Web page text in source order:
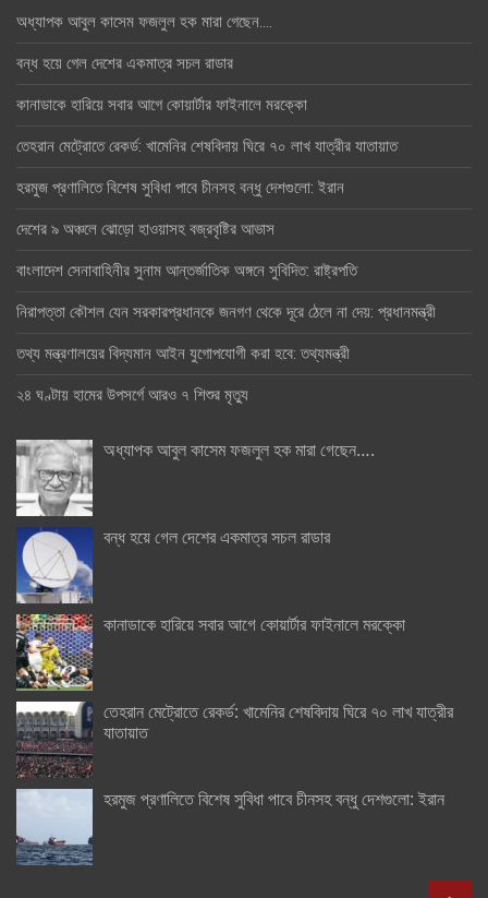
অধ্যাপক আবুল কাসেম ফজলুল হক মারা গেছেন….
বন্ধ হয়ে গেল দেশের একমাত্র সচল রাডার
কানাডাকে হারিয়ে সবার আগে কোয়ার্টার ফাইনালে মরক্কো
তেহরান মেট্রোতে রেকর্ড: খামেনির শেষবিদায় ঘিরে ৭০ লাখ যাত্রীর যাতায়াত
হরমুজ প্রণালিতে বিশেষ সুবিধা পাবে চীনসহ বন্ধু দেশগুলো: ইরান
দেশের ৯ অঞ্চলে ঝোড়ো হাওয়াসহ বজ্রবৃষ্টির আভাস
বাংলাদেশ সেনাবাহিনীর সুনাম আন্তর্জাতিক অঙ্গনে সুবিদিত: রাষ্ট্রপতি
নিরাপত্তা কৌশল যেন সরকারপ্রধানকে জনগণ থেকে দূরে ঠেলে না দেয়: প্রধানমন্ত্রী
তথ্য মন্ত্রণালয়ের বিদ্যমান আইন যুগোপযোগী করা হবে: তথ্যমন্ত্রী
২৪ ঘণ্টায় হামের উপসর্গে আরও ৭ শিশুর মৃত্যু
অধ্যাপক আবুল কাসেম ফজলুল হক মারা গেছেন….
বন্ধ হয়ে গেল দেশের একমাত্র সচল রাডার
কানাডাকে হারিয়ে সবার আগে কোয়ার্টার ফাইনালে মরক্কো
তেহরান মেট্রোতে রেকর্ড: খামেনির শেষবিদায় ঘিরে ৭০ লাখ যাত্রীর
যাতায়াত
হরমুজ প্রণালিতে বিশেষ সুবিধা পাবে চীনসহ বন্ধু দেশগুলো: ইরান